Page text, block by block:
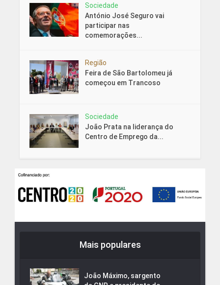
Sociedade
António José Seguro vai
participar nas
comemorações...
Região
Feira de São Bartolomeu já
começou em Trancoso
Sociedade
João Prata na liderança do
Centro de Emprego da...
Mais populares
João Máximo, sargento